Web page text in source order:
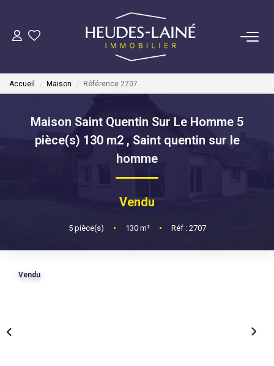
VENDRE
ACHETER
LOUER
Mise En Location
Accueil Maison Référence 2707
Maison Saint Quentin Sur Le Homme 5
pièce(s) 130 m2 , Saint quentin sur le
homme
Vendu
5pièce(s) • 130m² • Réf : 2707
Vendu